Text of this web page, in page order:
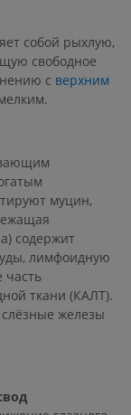
собой рыхлую,
свободное
с верхним
муцин,
содержит
лимфоидную
ткани (КАЛТ).
железы